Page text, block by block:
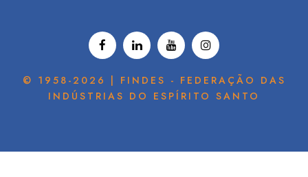
© 1958-2026 | FINDES - FEDERAÇÃO DAS
INDÚSTRIAS DO ESPÍRITO SANTO